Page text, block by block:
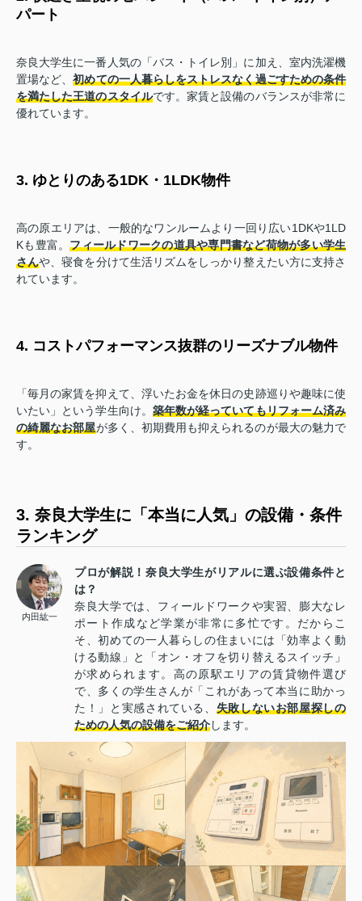
パート
奈良大学生に一番人気の「バス・トイレ別」に加え、室内洗濯機
置場など、初めての一人暮らしをストレスなく過ごすための条件
を満たした王道のスタイルです。家賃と設備のバランスが非常に
優れています。
3. ゆとりのある1DK・1LDK物件
高の原エリアは、一般的なワンルームより一回り広い1DKや1LD
Kも豊富。フィールドワークの道具や専門書など荷物が多い学生
さんや、寝食を分けて生活リズムをしっかり整えたい方に支持さ
れています。
4. コストパフォーマンス抜群のリーズナブル物件
「毎月の家賃を抑えて、浮いたお金を休日の史跡巡りや趣味に使
いたい」という学生向け。 築年数が経っていてもリフォーム済み
の綺麗なお部屋が多く、初期費用も抑えられるのが最大の魅力で
す。
3. 奈良大学生に「本当に人気」の設備・条件
ランキング
内田紘一
プロが解説！奈良大学生がリアルに選ぶ設備条件と
は？
奈良大学では、フィールドワークや実習、膨大なレ
ポート作成など学業が非常に多忙です。だからこ
そ、初めての一人暮らしの住まいには「効率よく動
ける動線」と「オン・オフを切り替えるスイッチ」
が求められます。高の原駅エリアの賃貸物件選び
で、多くの学生さんが「これがあって本当に助かっ
た！」と実感されている、 失敗しないお部屋探しの
ための人気の設備をご紹介します。